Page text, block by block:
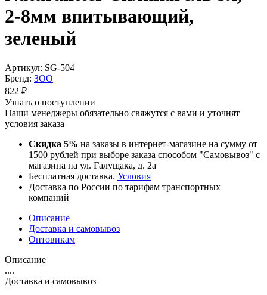
2-8мм впитывающий,
зеленый
Артикул: SG-504
Бренд: ЗОО
822 ₽
Узнать о поступлении
Наши менеджеры обязательно свяжутся с вами и уточнят
условия заказа
Скидка 5% на заказы в интернет-магазине на сумму от
1500 рублей при выборе заказа способом "Самовывоз" с
магазина на ул. Галущака, д. 2а
Бесплатная доставка. Условия
Доставка по России по тарифам транспортных
компаний
Описание
Доставка и самовывоз
Оптовикам
Описание
....
Доставка и самовывоз